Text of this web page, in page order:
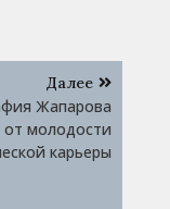
Далее
Жапарова
молодости
карьеры